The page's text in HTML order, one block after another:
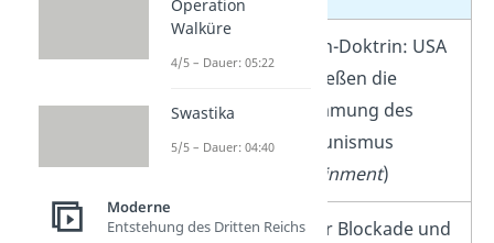
Truman-Doktrin: USA
beschließen die
Eindämmung des
Kommunismus
Containment)
1948/49
Berliner Blockade und
Operation
Walküre
4/5 – Dauer: 05:22
Swastika
5/5 – Dauer: 04:40
Moderne
Entstehung des Dritten Reichs